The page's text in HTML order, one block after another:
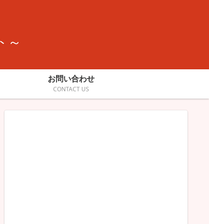
～
お問い合わせ
CONTACT US